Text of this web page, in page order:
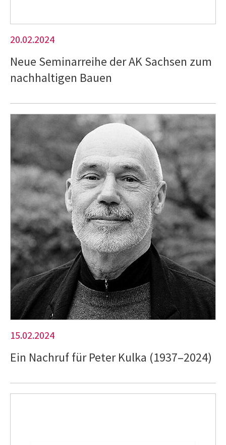
20.02.2024
Neue Seminarreihe der AK Sachsen zum
nachhaltigen Bauen
15.02.2024
Ein Nachruf für Peter Kulka (1937–2024)